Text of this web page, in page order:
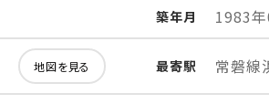
築年月 1983
地図を見る 最寄駅 常磐線